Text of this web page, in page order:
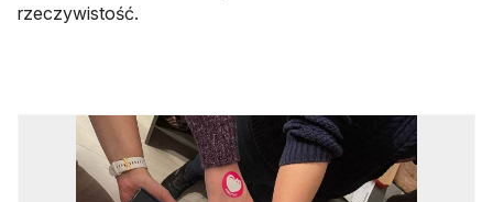
rzeczywistość.